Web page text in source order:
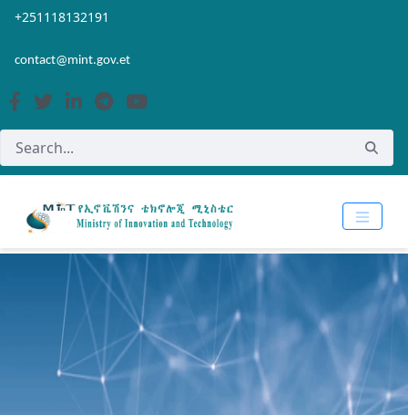
Skip to Main Content
Open Accessibility Menu
+251118132191
contact@mint.gov.et